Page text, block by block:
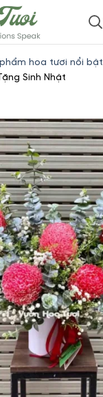
Skip
to
content
hoa tươi nổi bật
Sinh Nhật